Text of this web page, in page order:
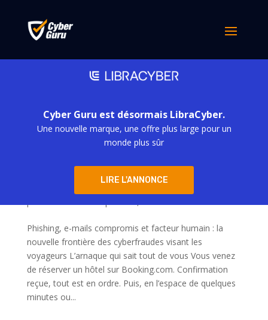
Cyber Guru est désormais LibraCyber.
Une nouvelle marque, une offre plus large pour un
monde plus sûr
LIRE L'ANNONCE
Arnaque Booking : quand la réservation devient
Phishing, e-mails compromis et facteur humain : la
nouvelle frontière des cyberfraudes visant les
voyageurs L’arnaque qui sait tout de vous Vous venez
de réserver un hôtel sur Booking.com. Confirmation
reçue, tout est en ordre. Puis, en l’espace de quelques
minutes ou...